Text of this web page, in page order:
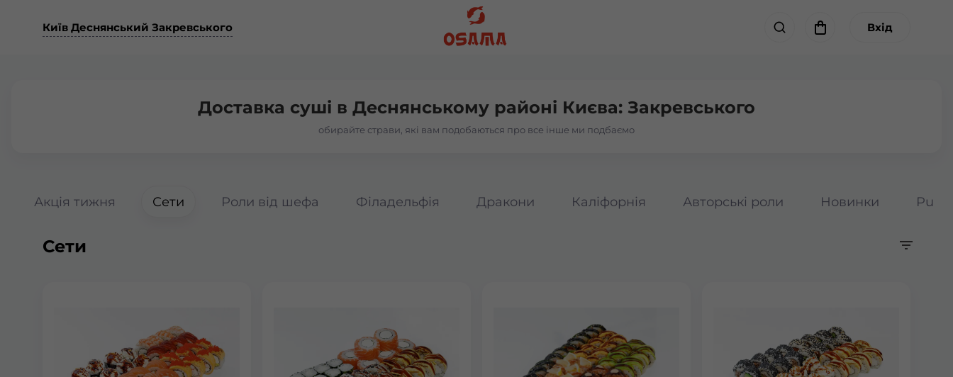
Київ Деснянський Закревського Вхід
Доставка суші в Деснянському районі Києва: Закревського
обирайте страви, які вам подобаються про все інше ми подбаємо
Акція тижня Сети Роли від шефа Філадельфія Дракони Каліфорнія Авторські роли Новинки
Сети